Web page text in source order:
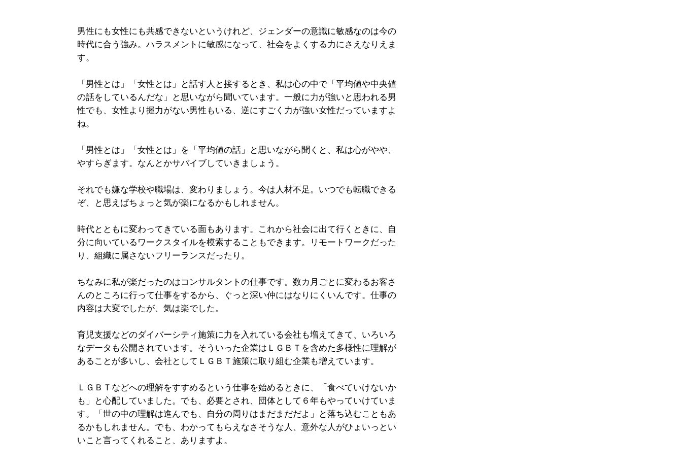
男性にも女性にも共感できないというけれど、ジェンダーの意識に敏感なのは今の
時代に合う強み。ハラスメントに敏感になって、社会をよくする力にさえなりえま
す。
「男性とは」「女性とは」と話す人と接するとき、私は心の中で「平均値や中央値
の話をしているんだな」と思いながら聞いています。一般に力が強いと思われる男
性でも、女性より握力がない男性もいる、逆にすごく力が強い女性だっていますよ
ね。
「男性とは」「女性とは」を「平均値の話」と思いながら聞くと、私は心がやや、
やすらぎます。なんとかサバイブしていきましょう。
それでも嫌な学校や職場は、変わりましょう。今は人材不足。いつでも転職できる
ぞ、と思えばちょっと気が楽になるかもしれません。
時代とともに変わってきている面もあります。これから社会に出て行くときに、自
分に向いているワークスタイルを模索することもできます。リモートワークだった
り、組織に属さないフリーランスだったり。
ちなみに私が楽だったのはコンサルタントの仕事です。数カ月ごとに変わるお客さ
んのところに行って仕事をするから、ぐっと深い仲にはなりにくいんです。仕事の
内容は大変でしたが、気は楽でした。
育児支援などのダイバーシティ施策に力を入れている会社も増えてきて、いろいろ
なデータも公開されています。そういった企業はＬＧＢＴを含めた多様性に理解が
あることが多いし、会社としてＬＧＢＴ施策に取り組む企業も増えています。
ＬＧＢＴなどへの理解をすすめるという仕事を始めるときに、「食べていけないか
も」と心配していました。でも、必要とされ、団体として６年もやっていけていま
す。「世の中の理解は進んでも、自分の周りはまだまだだよ」と落ち込むこともあ
るかもしれません。でも、わかってもらえなさそうな人、意外な人がひょいっとい
いこと言ってくれること、ありますよ。